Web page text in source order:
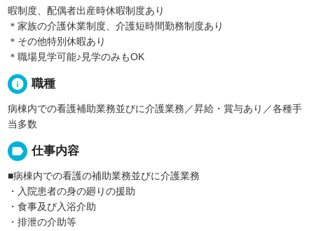
暇制度、配偶者出産時休暇制度あり
＊家族の介護休業制度、介護短時間勤務制度あり
＊その他特別休暇あり
＊職場見学可能♪見学のみもOK
info 職種
病棟内での看護補助業務並びに介護業務／昇給・賞与あり／各種手
当多数
label 仕事内容
■病棟内での看護の補助業務並びに介護業務
・入院患者の身の廻りの援助
・食事及び入浴介助
・排泄の介助等